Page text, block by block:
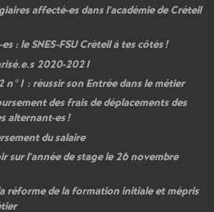
affecté-es dans l’académie de Créteil
: leSNES-FSUCréteil à tes côtés!
2020-2021
: réussir son Entrée dans le métier
des frais de déplacements des
alternant-es!
du salaire
sur l’année de stage le 26 novembre
réforme de la formation initiale et mépris